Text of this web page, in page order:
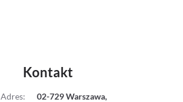
Kontakt
Adres:
02-729 Warszawa,